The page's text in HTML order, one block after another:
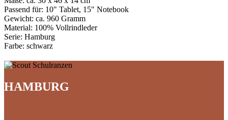
Passend für: 10" Tablet, 15" Notebook
Gewicht: ca. 960 Gramm
Material: 100% Vollrindleder
Serie: Hamburg
Farbe: schwarz
HAMBURG